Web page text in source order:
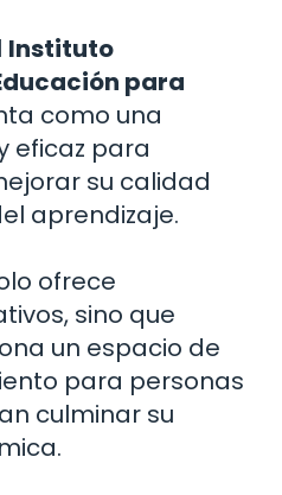
Instituto
para
como una
eficaz para
su calidad
aprendizaje.
ofrece
sino que
un espacio de
para personas
culminar su